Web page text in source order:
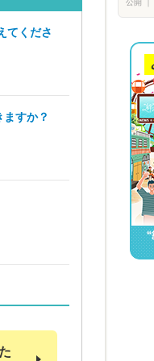
てくださ
すか？
公開